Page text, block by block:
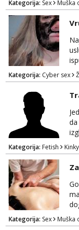
Kategorija: Sex Muška
Kategorija: Cyber sex
Kategorija: Fetish Kinky
Kategorija: Sex Muška